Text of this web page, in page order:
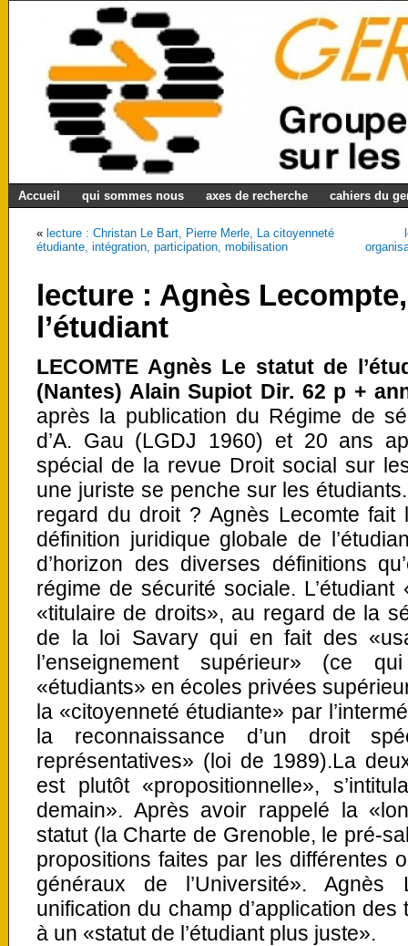
Accueil qui sommes nous axes de recherche cahiers du
« lecture : Christan Le Bart, Pierre Merle, La citoyenneté
étudiante, intégration, participation, mobilisation
lecture : Agnès
l’étudiant
LECOMTE Agnès Le statut de
(Nantes) Alain Supiot Dir. 62 p +
après la publication du Régime de
d’A. Gau (LGDJ 1960) et 20 ans
spécial de la revue Droit social sur
une juriste se penche sur les
regard du droit ? Agnès Lecomte fait
définition juridique globale de
d’horizon des diverses définitions
régime de sécurité sociale.
«titulaire de droits», au regard de la
de la loi Savary qui en fait des
l’enseignement supérieur» (ce
«étudiants» en écoles privées
la «citoyenneté étudiante» par
la reconnaissance d’un droit
représentatives» (loi de 1989).La
est plutôt «propositionnelle»,
demain». Après avoir rappelé la
statut (la Charte de Grenoble, le pré-
propositions faites par les différentes
généraux de l’Université».
unification du champ d’application
à un «statut de l’étudiant plus juste».